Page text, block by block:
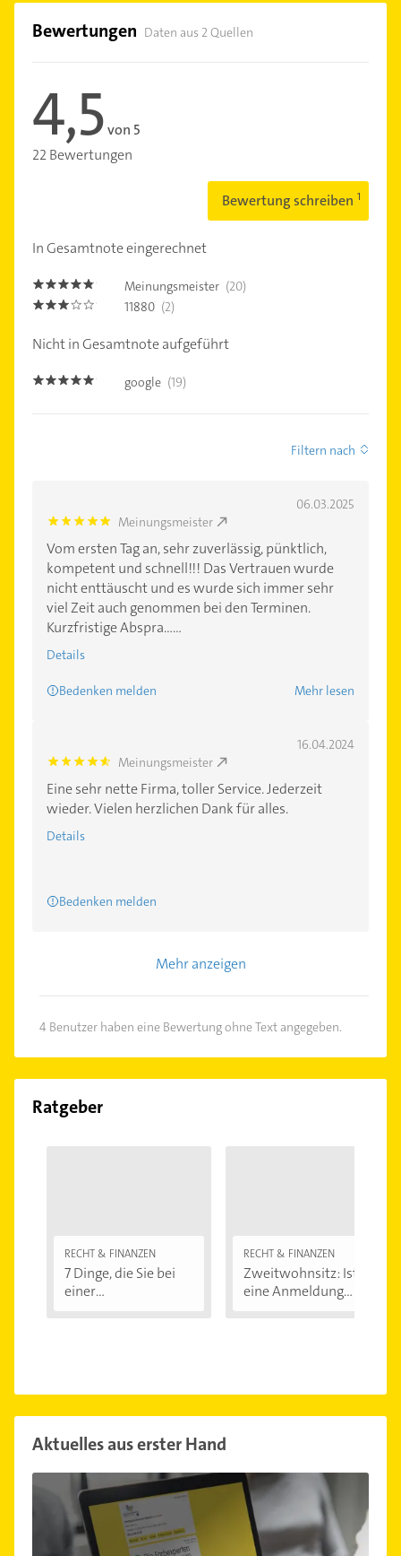
Bewertungen Daten aus 2 Quellen
4,5von 5
22 Bewertungen
Bewertung schreiben
In Gesamtnote eingerechnet
4.7000003 Meinungsmeister (20)
3.0 11880 (2)
Nicht in Gesamtnote aufgeführt
4.8 google (19)
Filtern nach
06.03.2025
5.0 Meinungsmeister
Vom ersten Tag an, sehr zuverlässig, pünktlich,
kompetent und schnell!!! Das Vertrauen wurde
nicht enttäuscht und es wurde sich immer sehr
viel Zeit auch genommen bei den Terminen.
Kurzfristige Abspra......
Details
Bedenken melden Mehr lesen
16.04.2024
4.7000003 Meinungsmeister
Eine sehr nette Firma, toller Service. Jederzeit
wieder. Vielen herzlichen Dank für alles.
Details
Bedenken melden
Mehr anzeigen
4 Benutzer haben eine Bewertung ohne Text angegeben.
Ratgeber
RECHT & FINANZEN
7 Dinge, die Sie bei
einer
RECHT & FINANZEN
Zweitwohnsitz: Ist
eine Anmeldung...
Aktuelles aus erster Hand